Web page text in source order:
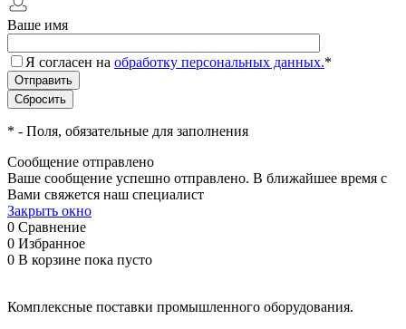
Ваше имя
Я согласен на обработку персональных данных.*
* - Поля, обязательные для заполнения
Сообщение отправлено
Ваше сообщение успешно отправлено. В ближайшее время с
Вами свяжется наш специалист
Закрыть окно
0 Сравнение
0 Избранное
0 В корзине пока пусто
Комплексные поставки промышленного оборудования.